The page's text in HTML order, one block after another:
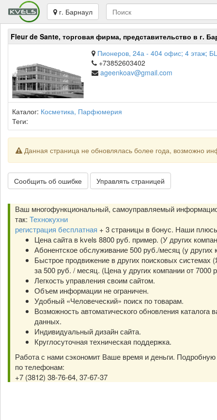
г. Барнаул
Fleur de Sante, торговая фирма, представительство в г.
Пионеров, 24а - 404 офис; 4 этаж;
+73852603402
ageenkoav@gmail.com
Каталог: Косметика, Парфюмерия
Теги:
Данная страница не обновлялась более года, возможно
Сообщить об ошибке Управлять страницей
Ваш многофункциональный, самоуправляемый
так: Технокухни
регистрация бесплатная + 3 страницы в бонус. Наши
Цена сайта в kvels 8800 руб. пример. (У других
Абонентское обслуживание 500 руб./месяц (у других
Быстрое продвижение в других поисковых системах
за 500 руб. / месяц. (Цена у других компании от 7000
Легкость управления своим сайтом.
Объем информации не ограничен.
Удобный «Человеческий» поиск по товарам.
Возможность автоматического обновления каталога
данных.
Индивидуальный дизайн сайта.
Круглосуточная техническая поддержка.
Работа с нами сэкономит Ваше время и деньги.
по телефонам:
+7 (3812) 38-76-64, 37-67-37